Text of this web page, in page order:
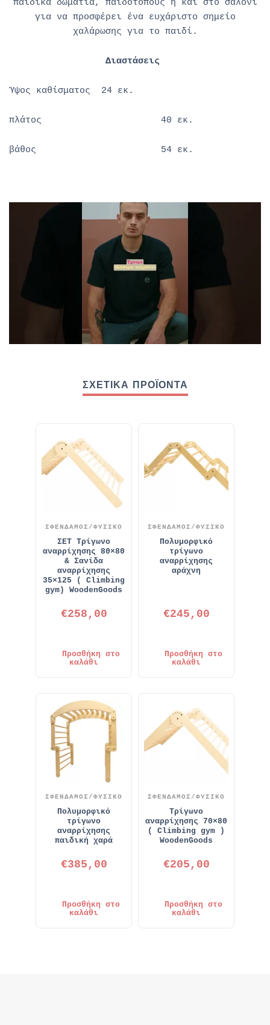
παιδικά δωμάτια, παιδότοπους ή και στο σαλόνι
για να προσφέρει ένα ευχάριστο σημείο
χαλάρωσης για το παιδί.
Διαστάσεις
Ύψος καθίσματος 24 εκ.
πλάτος 40 εκ.
βάθος 54 εκ.
ΣΧΕΤΙΚΆ ΠΡΟΪΌΝΤΑ
ΣΦΕΝΔΑΜΟΣ/ΦΥΣΙΚΟ
ΣΕΤ Τρίγωνο
αναρρίχησης 80×80
& Σανίδα
αναρρίχησης
35×125 ( Climbing
gym) WoodenGoods
€258,00
Προσθήκη στο
καλάθι
ΣΦΕΝΔΑΜΟΣ/ΦΥΣΙΚΟ
Πολυμορφικό
τρίγωνο
αναρρίχησης
αράχνη
€245,00
Προσθήκη στο
καλάθι
ΣΦΕΝΔΑΜΟΣ/ΦΥΣΙΚΟ
Πολυμορφικό
τρίγωνο
αναρρίχησης
παιδική χαρά
€385,00
Προσθήκη στο
καλάθι
ΣΦΕΝΔΑΜΟΣ/ΦΥΣΙΚΟ
Τρίγωνο
αναρρίχησης 70×80
( Climbing gym )
WoodenGoods
€205,00
Προσθήκη στο
καλάθι